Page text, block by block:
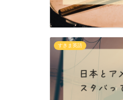
すきま英語